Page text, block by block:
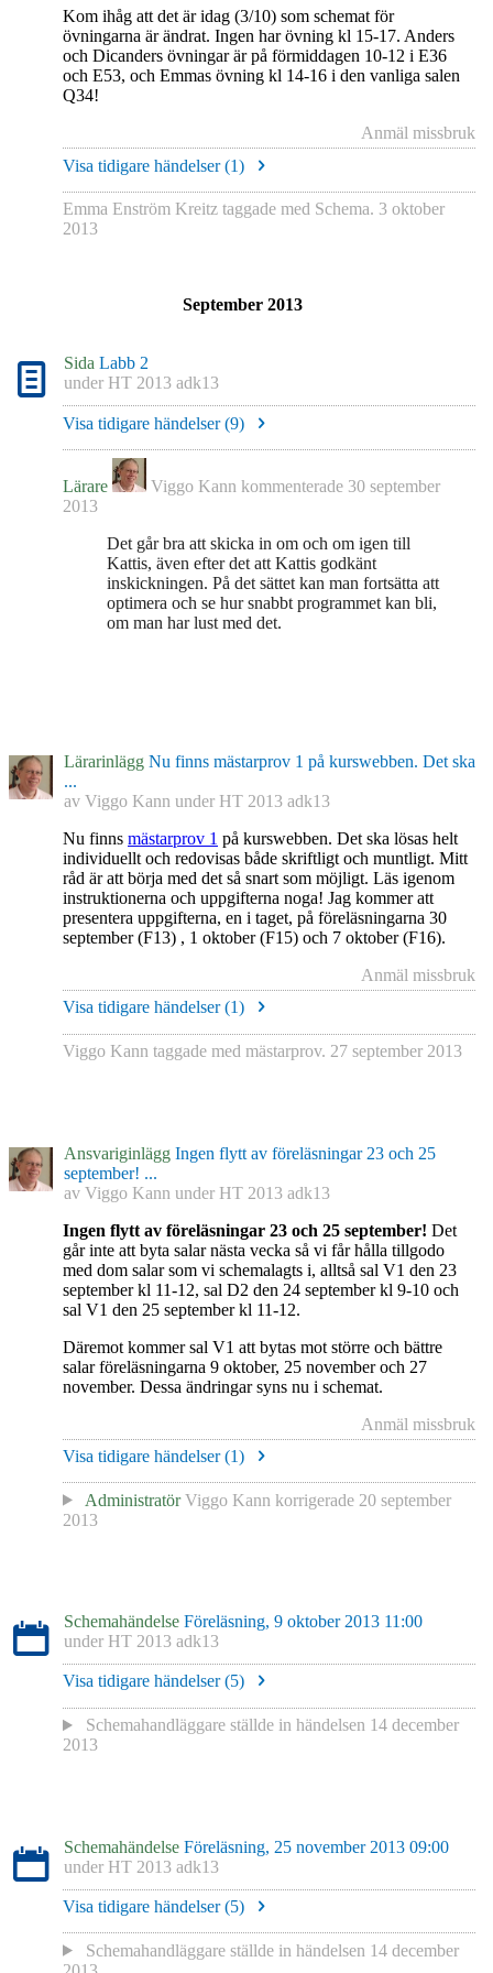
Kom ihåg att det är idag (3/10) som schemat för
övningarna är ändrat. Ingen har övning kl 15-17. Anders
och Dicanders övningar är på förmiddagen 10-12 i E36
och E53, och Emmas övning kl 14-16 i den vanliga salen
Q34!
Anmäl missbruk
Visa tidigare händelser (1)
Emma Enström Kreitz taggade med Schema. 3 oktober
2013
September 2013
Sida Labb 2
under HT 2013 adk13
Visa tidigare händelser (9)
Lärare Viggo Kann kommenterade 30 september
2013
Det går bra att skicka in om och om igen till
Kattis, även efter det att Kattis godkänt
inskickningen. På det sättet kan man fortsätta att
optimera och se hur snabbt programmet kan bli,
om man har lust med det.
Lärarinlägg Nu finns mästarprov 1 på kurswebben. Det ska
...
av Viggo Kann under HT 2013 adk13
Nu finns mästarprov 1 på kurswebben. Det ska lösas helt
individuellt och redovisas både skriftligt och muntligt. Mitt
råd är att börja med det så snart som möjligt. Läs igenom
instruktionerna och uppgifterna noga! Jag kommer att
presentera uppgifterna, en i taget, på föreläsningarna 30
september (F13) , 1 oktober (F15) och 7 oktober (F16).
Anmäl missbruk
Visa tidigare händelser (1)
Viggo Kann taggade med mästarprov. 27 september 2013
Ansvariginlägg Ingen flytt av föreläsningar 23 och 25
september! ...
av Viggo Kann under HT 2013 adk13
Ingen flytt av föreläsningar 23 och 25 september! Det
går inte att byta salar nästa vecka så vi får hålla tillgodo
med dom salar som vi schemalagts i, alltså sal V1 den 23
september kl 11-12, sal D2 den 24 september kl 9-10 och
sal V1 den 25 september kl 11-12.
Däremot kommer sal V1 att bytas mot större och bättre
salar föreläsningarna 9 oktober, 25 november och 27
november. Dessa ändringar syns nu i schemat.
Anmäl missbruk
Visa tidigare händelser (1)
Administratör Viggo Kann korrigerade 20 september
2013
Schemahändelse Föreläsning, 9 oktober 2013 11:00
under HT 2013 adk13
Visa tidigare händelser (5)
Schemahandläggare ställde in händelsen 14 december
2013
Schemahändelse Föreläsning, 25 november 2013 09:00
under HT 2013 adk13
Visa tidigare händelser (5)
Schemahandläggare ställde in händelsen 14 december